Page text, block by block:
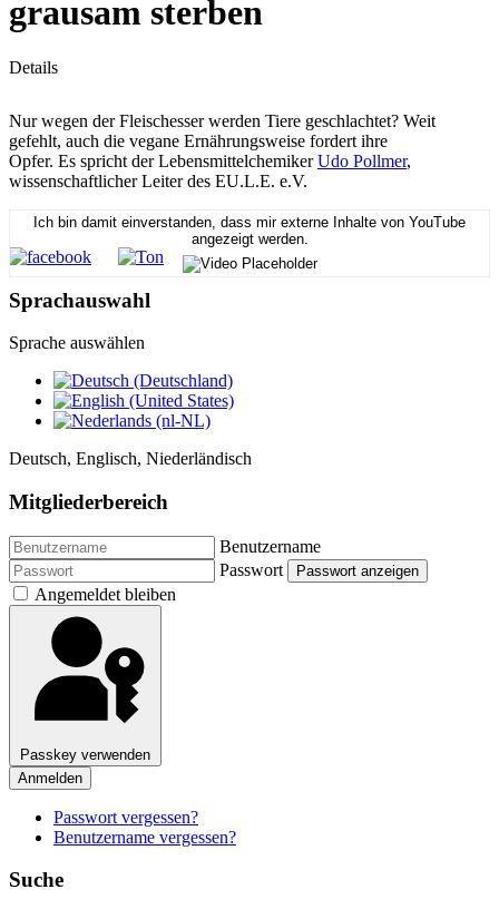
grausam sterben
Details
Nur wegen der Fleischesser werden Tiere geschlachtet? Weit
gefehlt, auch die vegane Ernährungsweise fordert ihre
Opfer. Es spricht der LebensmittelchemikerUdo Pollmer,
wissenschaftlicher Leiter des EU.L.E. e.V.
Ich bin damit einverstanden, dass mir externe Inhalte von YouTube
angezeigt werden.
Sprachauswahl
Sprache auswählen
Deutsch, Englisch, Niederländisch
Mitgliederbereich
Benutzername
Passwort
Passwort anzeigen
Angemeldet bleiben
Passkey verwenden
Anmelden
Passwort vergessen?
Benutzername vergessen?
Suche